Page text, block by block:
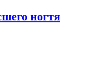
ногтя